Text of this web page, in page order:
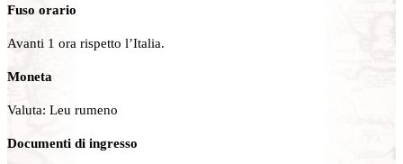
Fuso orario
Avanti 1 ora rispetto l’Italia.
Moneta
Valuta: Leu rumeno
Documenti di ingresso